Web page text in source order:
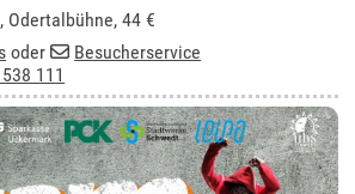
, Odertalbühne, 44 €
oder
Besucherservice
111